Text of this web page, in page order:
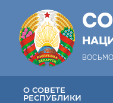
О СОВЕТЕ
РЕСПУБЛИКИ